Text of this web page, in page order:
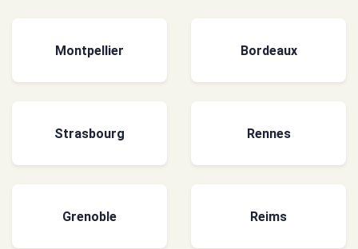
Montpellier Bordeaux
Strasbourg Rennes
Grenoble Reims